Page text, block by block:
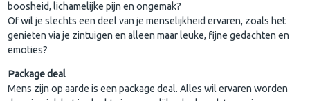
boosheid, lichamelijke pijn en ongemak?
Of wil je slechts een deel van je menselijkheid ervaren, zoals het
genieten via je zintuigen en alleen maar leuke, fijne gedachten en
emoties?
Package deal
Mens zijn op aarde is een package deal. Alles wil ervaren worden